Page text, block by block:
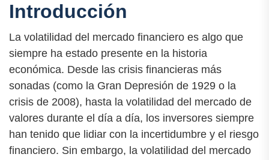
Introducción
La volatilidad del mercado financiero es algo que
siempre ha estado presente en la historia
económica. Desde las crisis financieras más
sonadas (como la Gran Depresión de 1929 o la
crisis de 2008), hasta la volatilidad del mercado de
valores durante el día a día, los inversores siempre
han tenido que lidiar con la incertidumbre y el riesgo
financiero. Sin embargo, la volatilidad del mercado